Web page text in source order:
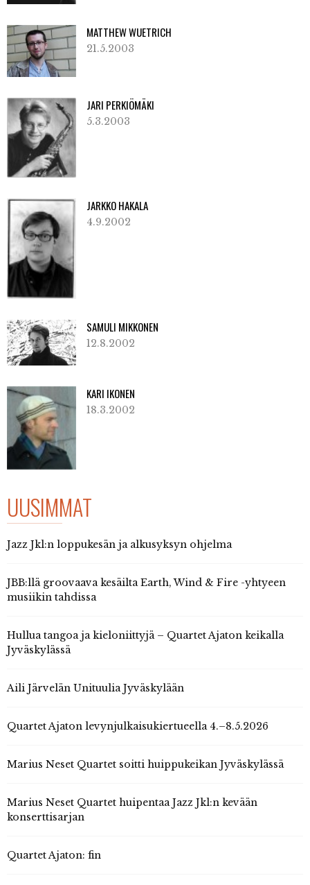
MATTHEW WUETRICH
21.5.2003
JARI PERKIÖMÄKI
5.3.2003
JARKKO HAKALA
4.9.2002
SAMULI MIKKONEN
12.8.2002
KARI IKONEN
18.3.2002
UUSIMMAT
Jazz Jkl:n loppukesän ja alkusyksyn ohjelma
JBB:llä groovaava kesäilta Earth, Wind & Fire -yhtyeen
musiikin tahdissa
Hullua tangoa ja kieloniittyjä – Quartet Ajaton keikalla
Jyväskylässä
Aili Järvelän Unituulia Jyväskylään
Quartet Ajaton levynjulkaisukiertueella 4.–8.5.2026
Marius Neset Quartet soitti huippukeikan Jyväskylässä
Marius Neset Quartet huipentaa Jazz Jkl:n kevään
konserttisarjan
Quartet Ajaton: fin